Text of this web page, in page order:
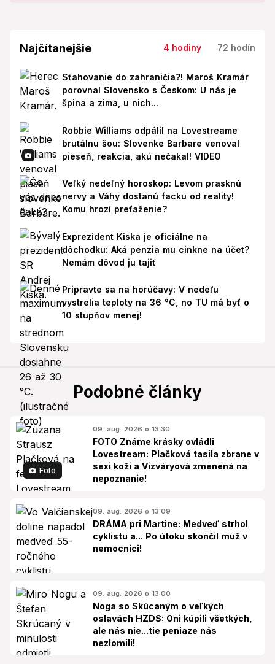
Najčítanejšie 4 hodiny 72 hodín
Sťahovanie do zahraničia?! Maroš Kramár
porovnal Slovensko s Českom: U nás je
špina a zima, u nich...
Robbie Williams odpálil na Lovestreame
brutálnu šou: Slovenke Barbare venoval
pieseň, reakcia, akú nečakal! VIDEO
Veľký nedeľný horoskop: Levom prasknú
nervy a Váhy dostanú facku od reality!
Komu hrozí preťaženie?
Exprezident Kiska je oficiálne na
dôchodku: Aká penzia mu cinkne na účet?
Nemám dôvod ju tajiť
Pripravte sa na horúčavy: V nedeľu
vystrelia teploty na 36 °C, no TU má byť o
10 stupňov menej!
Podobné články
Foto
09. aug. 2026 o 13:30
FOTO Známe krásky ovládli
Lovestream: Plačková tasila zbrane v
sexi koži a Vizváryová zmenená na
nepoznanie!
09. aug. 2026 o 13:09
DRÁMA pri Martine: Medveď strhol
cyklistu a... Po útoku skončil muž v
nemocnici!
09. aug. 2026 o 13:00
Noga so Skúcaným o veľkých
oslavách HZDS: Oni kúpili všetkých,
ale nás nie...tie peniaze nás
nezlomili!